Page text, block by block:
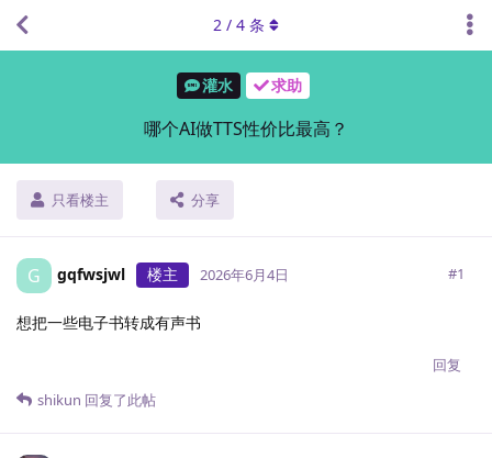
灌水 求助
哪个AI做TTS性价比最高？
只看楼主 分享
2 / 4 条
G gqfwsjwl 楼主 2026年6月4日 #1
想把一些电子书转成有声书
回复
shikun 回复了此帖